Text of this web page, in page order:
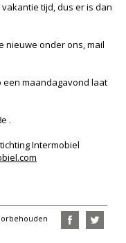
tijd, dus er is dan
nieuwe onder ons, mail
een maandagavond laat
.
Intermobiel